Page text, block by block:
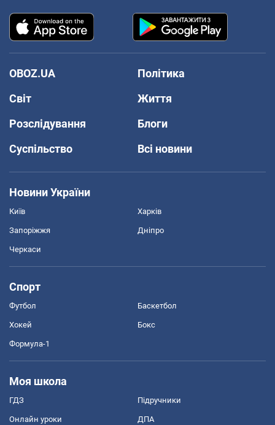
OBOZ.UA
Політика
Світ
Життя
Розслідування
Блоги
Суспільство
Всі новини
Новини України
Київ Харків
Запоріжжя Дніпро
Черкаси
Спорт
Футбол Баскетбол
Хокей Бокс
Формула-1
Моя школа
ГДЗ Підручники
Онлайн уроки ДПА